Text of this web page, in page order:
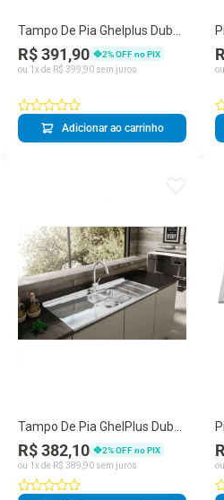
Tampo De Pia Ghelplus Dubai
Inox Com Cuba 120cm Inox
R$ 391,90 2% OFF no PIX
ou 1 x de R$ 399 90sem juros
Adicionar ao carrinho
ou
Tampo De Pia GhelPlus Dubai
Inox Com Cuba 120cm inox
R$ 382,10 2% OFF no PIX
ou 1 x de R$ 389 90sem juros
ou